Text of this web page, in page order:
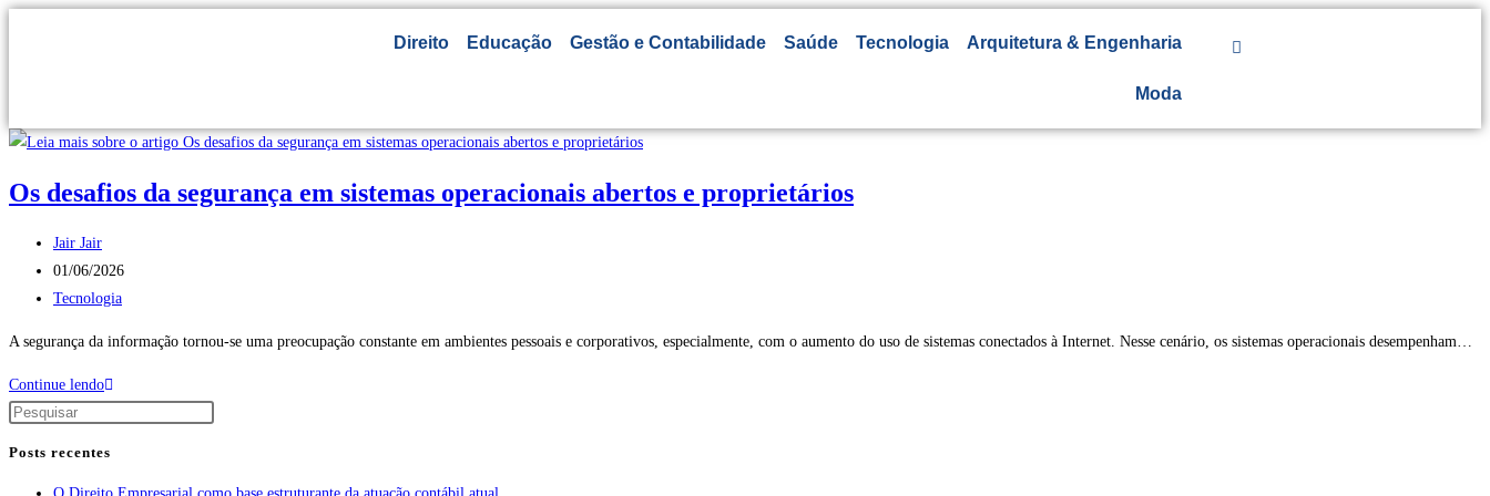
Direito Educação Gestão e Contabilidade Saúde Tecnologia Arquitetura & Engenharia
Moda
Os desafios da segurança em sistemas operacionais abertos e proprietários
Jair Jair
01/06/2026
Tecnologia
A segurança da informação tornou-se uma preocupação constante em ambientes pessoais e corporativos, especialmente, com o aumento do uso de sistemas conectados à Internet. Nesse cenário, os sistemas operacionais desempenham…
Continue lendo
Posts recentes